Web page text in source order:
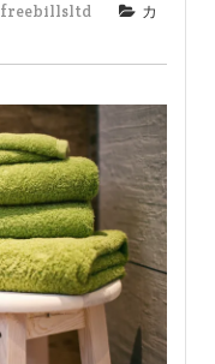
freebillsltd
カ